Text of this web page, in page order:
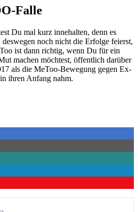
Falle
Du mal kurz innehalten, denn es
noch nicht die Erfolge feierst,
ist dann richtig, wenn Du für ein
machen möchtest, öffentlich darüber
als die MeToo-Bewegung gegen Ex-
ihren Anfang nahm.